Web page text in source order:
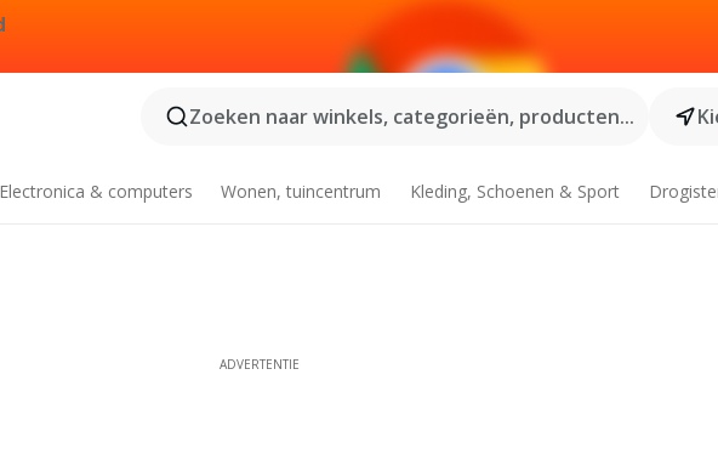
Zoeken naar winkels, categorieën, producten...
Electronica & computers Wonen, tuincentrum Kleding, Schoenen & Sport
ADVERTENTIE